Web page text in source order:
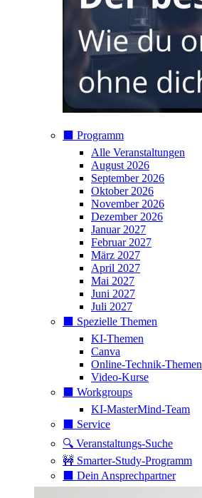
⬛️ Programm
Alle Veranstaltungen
August 2026
September 2026
Oktober 2026
November 2026
Dezember 2026
Januar 2027
Februar 2027
März 2027
April 2027
Mai 2027
Juni 2027
Juli 2027
⬛️ Spezielle Themen
KI-Themen
Canva
Online-Technik-Themen
Video-Kurse
⬛️ Workgroups
KI-MasterMind-Team
⬛️ Service
🔍 Veranstaltungs-Suche
🚧 Smarter-Study-Programm
⬛️ Dein Ansprechpartner